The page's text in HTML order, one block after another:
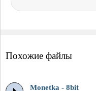
Похожие файлы
Monetka - 8bit